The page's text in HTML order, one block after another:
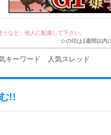
ンペーン２０％OFF！
など、他人に配慮して下さい。
☆の印は1週間以内
キーワード 人気スレッド
!!